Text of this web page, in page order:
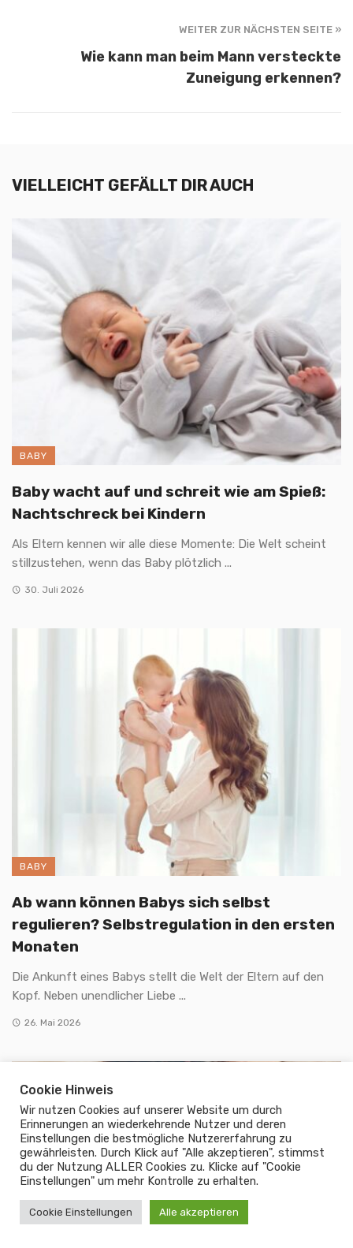
WEITER ZUR NÄCHSTEN SEITE »
Wie kann man beim Mann versteckte
Zuneigung erkennen?
VIELLEICHT GEFÄLLT DIR AUCH
BABY
Baby wacht auf und schreit wie am Spieß:
Nachtschreck bei Kindern
Als Eltern kennen wir alle diese Momente: Die Welt scheint
stillzustehen, wenn das Baby plötzlich ...
30. Juli 2026
BABY
Ab wann können Babys sich selbst
regulieren? Selbstregulation in den ersten
Monaten
Die Ankunft eines Babys stellt die Welt der Eltern auf den
Kopf. Neben unendlicher Liebe ...
26. Mai 2026
Cookie Hinweis
Wir nutzen Cookies auf unserer Website um durch
Erinnerungen an wiederkehrende Nutzer und deren
Einstellungen die bestmögliche Nutzererfahrung zu
gewährleisten. Durch Klick auf "Alle akzeptieren", stimmst
du der Nutzung ALLER Cookies zu. Klicke auf "Cookie
Einstellungen" um mehr Kontrolle zu erhalten.
Cookie Einstellungen Alle akzeptieren